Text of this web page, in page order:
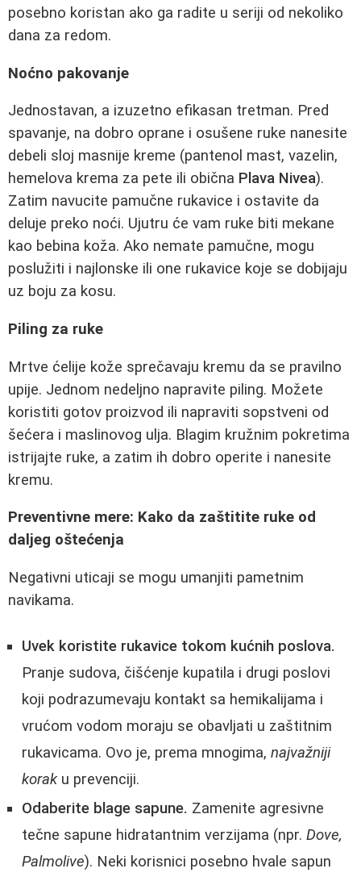
posebno koristan ako ga radite u seriji od nekoliko
dana za redom.
Noćno pakovanje
Jednostavan, a izuzetno efikasan tretman. Pred
spavanje, na dobro oprane i osušene ruke nanesite
debeli sloj masnije kreme (pantenol mast, vazelin,
hemelova krema za pete ili obična Plava Nivea).
Zatim navucite pamučne rukavice i ostavite da
deluje preko noći. Ujutru će vam ruke biti mekane
kao bebina koža. Ako nemate pamučne, mogu
poslužiti i najlonske ili one rukavice koje se dobijaju
uz boju za kosu.
Piling za ruke
Mrtve ćelije kože sprečavaju kremu da se pravilno
upije. Jednom nedeljno napravite piling. Možete
koristiti gotov proizvod ili napraviti sopstveni od
šećera i maslinovog ulja. Blagim kružnim pokretima
istrijajte ruke, a zatim ih dobro operite i nanesite
kremu.
Preventivne mere: Kako da zaštitite ruke od
daljeg oštećenja
Negativni uticaji se mogu umanjiti pametnim
navikama.
Uvek koristite rukavice tokom kućnih poslova.
Pranje sudova, čišćenje kupatila i drugi poslovi
koji podrazumevaju kontakt sa hemikalijama i
vrućom vodom moraju se obavljati u zaštitnim
rukavicama. Ovo je, prema mnogima, najvažniji
koraku prevenciji.
Odaberite blage sapune. Zamenite agresivne
tečne sapune hidratantnim verzijama (npr. Dove,
Palmolive). Neki korisnici posebno hvale sapun